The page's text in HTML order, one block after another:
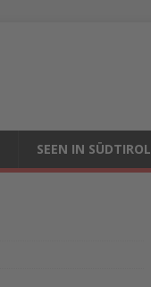
SEEN IN SÜDTIROL